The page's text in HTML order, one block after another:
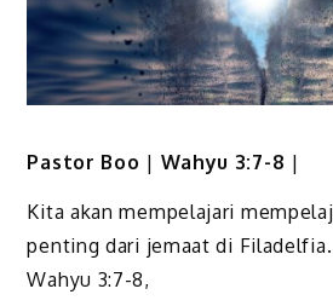
Pastor Boo | Wahyu 3:7-8 |
Kita akan mempelajari
penting dari jemaat di
Wahyu 3:7-8,